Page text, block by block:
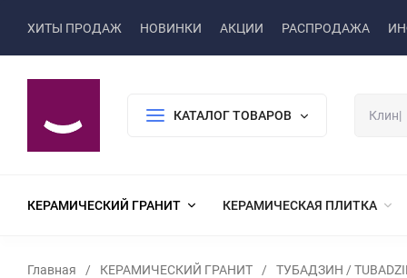
ХИТЫ ПРОДАЖ НОВИНКИ АКЦИИ РАСПРОДАЖА
КАТАЛОГ ТОВАРОВ
КЕРАМИЧЕСКИЙ ГРАНИТ КЕРАМИЧЕСКАЯ ПЛИТКА
Главная / КЕРАМИЧЕСКИЙ ГРАНИТ / ТУБАДЗИН /